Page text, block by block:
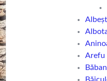
Arefu